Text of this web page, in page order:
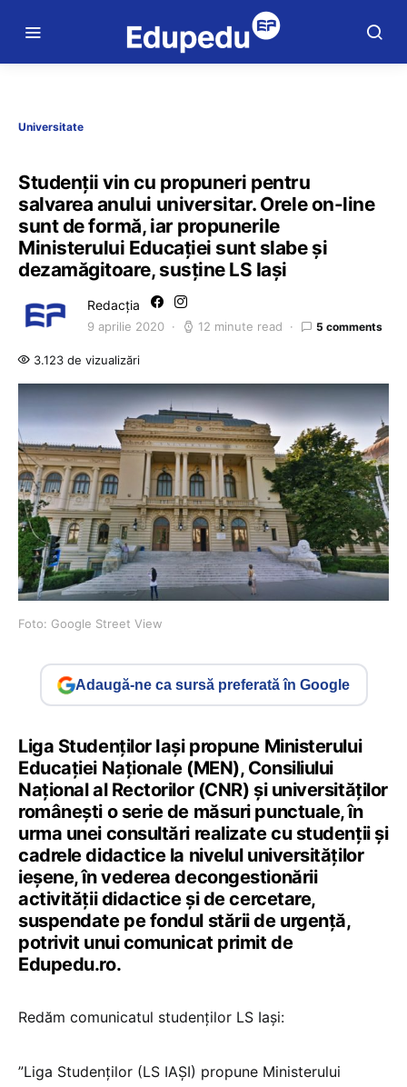
Universitate
Studenții vin cu propuneri pentru
salvarea anului universitar. Orele on-line
sunt de formă, iar propunerile
Ministerului Educației sunt slabe și
dezamăgitoare, susține LS Iași
Redacția
9 aprilie 2020 12 minute read 5 comments
3.123 de vizualizări
Foto: Google Street View
Adaugă-ne ca sursă preferată în Google
Liga Studenților Iași propune Ministerului
Educației Naționale (MEN), Consiliului
Național al Rectorilor (CNR) și universităților
românești o serie de măsuri punctuale, în
urma unei consultări realizate cu studenţii și
cadrele didactice la nivelul universităţilor
ieşene, în vederea decongestionării
activității didactice și de cercetare,
suspendate pe fondul stării de urgență,
potrivit unui comunicat primit de
Edupedu.ro.
Redăm comunicatul studenților LS Iași:
”Liga Studenților (LS IAȘI) propune Ministerului